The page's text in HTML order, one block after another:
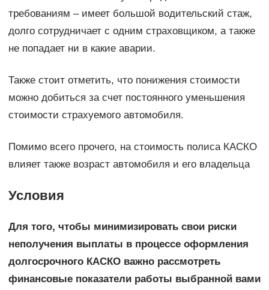
требованиям – имеет большой водительский стаж,
долго сотрудничает с одним страховщиком, а также
не попадает ни в какие аварии.
Также стоит отметить, что понижения стоимости
можно добиться за счет постоянного уменьшения
стоимости страхуемого автомобиля.
Помимо всего прочего, на стоимость полиса КАСКО
влияет также возраст автомобиля и его владельца
Условия
Для того, чтобы минимизировать свои риски
неполучения выплаты в процессе оформления
долгосрочного КАСКО важно рассмотреть
финансовые показатели работы выбранной вами